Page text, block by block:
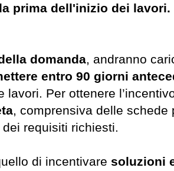
prima dell'inizio dei lavori.
domanda, andranno
entro 90 giorni
lavori. Per ottenere
, comprensiva delle
requisiti richiesti.
di incentivare soluzioni